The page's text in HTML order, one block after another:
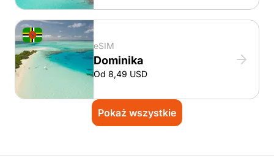
eSIM
Dominika
Od 8,49 USD
Pokaż wszystkie